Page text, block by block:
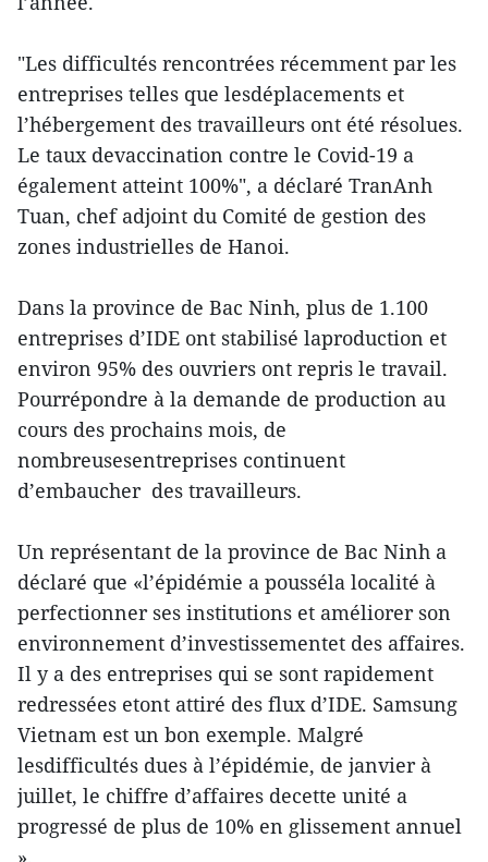
"Les difficultés rencontrées récemment par les
entreprises telles que lesdéplacements et
l’hébergement des travailleurs ont été résolues.
Le taux devaccination contre le Covid-19 a
également atteint 100%", a déclaré TranAnh
Tuan, chef adjoint du Comité de gestion des
zones industrielles de Hanoi.
Dans la province de Bac Ninh, plus de 1.100
entreprises d’IDE ont stabilisé laproduction et
environ 95% des ouvriers ont repris le travail.
Pourrépondre à la demande de production au
cours des prochains mois, de
nombreusesentreprises continuent
d’embaucher des travailleurs.
Un représentant de la province de Bac Ninh a
déclaré que «l’épidémie a pousséla localité à
perfectionner ses institutions et améliorer son
environnement d’investissementet des affaires.
Il y a des entreprises qui se sont rapidement
redressées etont attiré des flux d’IDE. Samsung
Vietnam est un bon exemple. Malgré
lesdifficultés dues à l’épidémie, de janvier à
juillet, le chiffre d’affaires decette unité a
progressé de plus de 10% en glissement annuel
».